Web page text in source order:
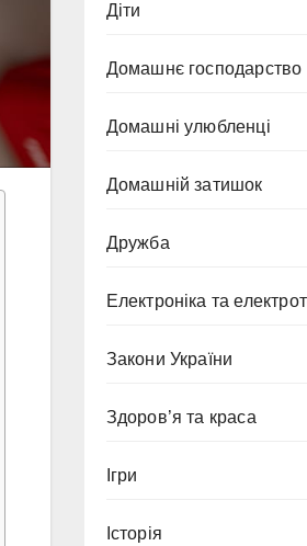
Діти
Домашнє господарство
Домашні улюбленці
Домашній затишок
Дружба
Електроніка та
Закони України
Здоров’я та краса
Ігри
Історія